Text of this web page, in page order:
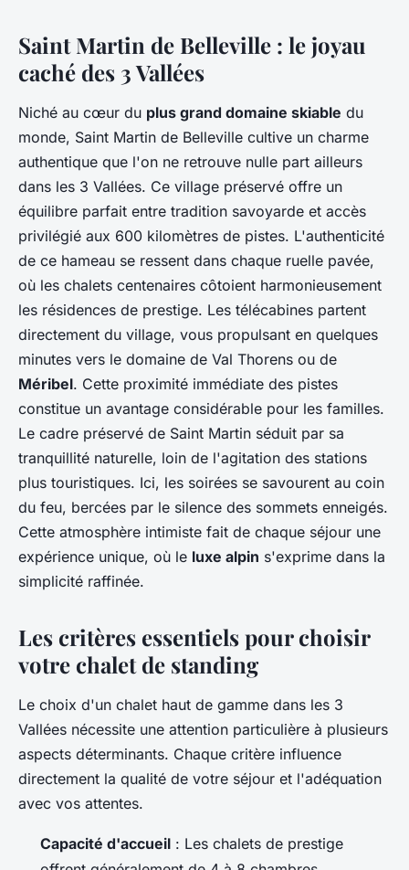
Saint Martin de Belleville : le joyau
caché des 3 Vallées
Niché au cœur du plus grand domaine skiable du
monde, Saint Martin de Belleville cultive un charme
authentique que l'on ne retrouve nulle part ailleurs
dans les 3 Vallées. Ce village préservé offre un
équilibre parfait entre tradition savoyarde et accès
privilégié aux 600 kilomètres de pistes. L'authenticité
de ce hameau se ressent dans chaque ruelle pavée,
où les chalets centenaires côtoient harmonieusement
les résidences de prestige. Les télécabines partent
directement du village, vous propulsant en quelques
minutes vers le domaine de Val Thorens ou de
Méribel. Cette proximité immédiate des pistes
constitue un avantage considérable pour les familles.
Le cadre préservé de Saint Martin séduit par sa
tranquillité naturelle, loin de l'agitation des stations
plus touristiques. Ici, les soirées se savourent au coin
du feu, bercées par le silence des sommets enneigés.
Cette atmosphère intimiste fait de chaque séjour une
expérience unique, où le luxe alpin s'exprime dans la
simplicité raffinée.
Les critères essentiels pour choisir
votre chalet de standing
Le choix d'un chalet haut de gamme dans les 3
Vallées nécessite une attention particulière à plusieurs
aspects déterminants. Chaque critère influence
directement la qualité de votre séjour et l'adéquation
avec vos attentes.
Capacité d'accueil : Les chalets de prestige